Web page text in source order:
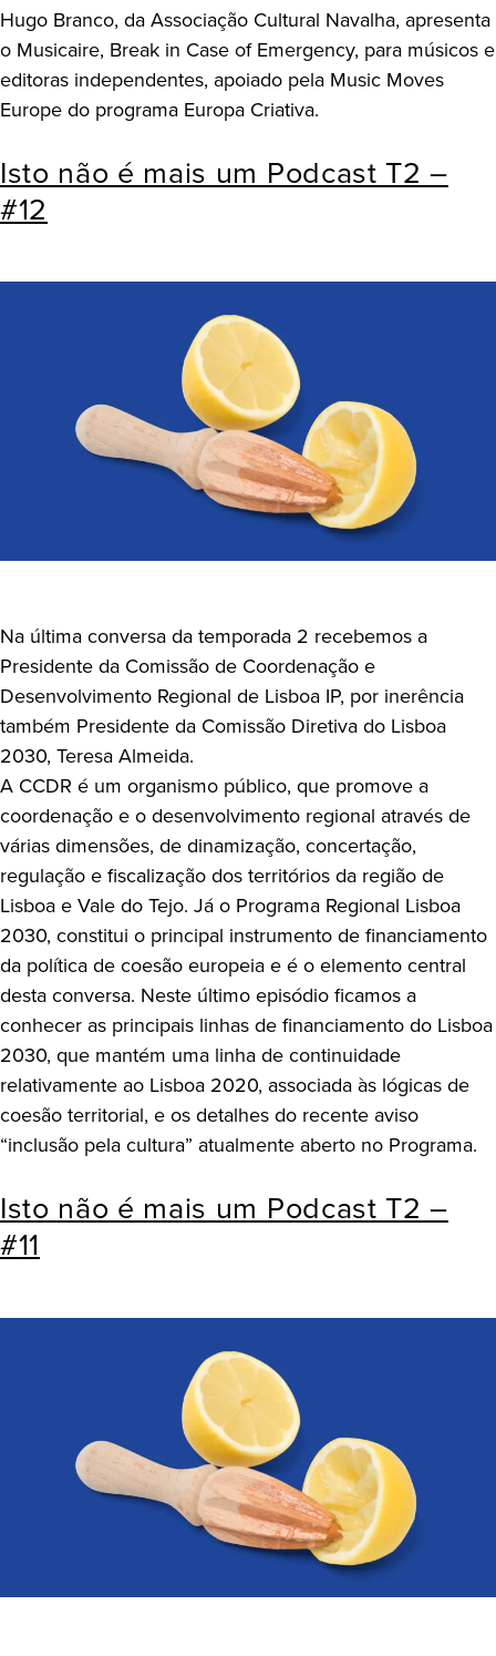
Hugo Branco, da Associação Cultural Navalha, apresenta
o Musicaire, Break in Case of Emergency, para músicos e
editoras independentes, apoiado pela Music Moves
Europe do programa Europa Criativa.
Isto não é mais um Podcast T2 –
#12
Na última conversa da temporada 2 recebemos a
Presidente da Comissão de Coordenação e
Desenvolvimento Regional de Lisboa IP, por inerência
também Presidente da Comissão Diretiva do Lisboa
2030, Teresa Almeida.
A CCDR é um organismo público, que promove a
coordenação e o desenvolvimento regional através de
várias dimensões, de dinamização, concertação,
regulação e fiscalização dos territórios da região de
Lisboa e Vale do Tejo. Já o Programa Regional Lisboa
2030, constitui o principal instrumento de financiamento
da política de coesão europeia e é o elemento central
desta conversa. Neste último episódio ficamos a
conhecer as principais linhas de financiamento do Lisboa
2030, que mantém uma linha de continuidade
relativamente ao Lisboa 2020, associada às lógicas de
coesão territorial, e os detalhes do recente aviso
“inclusão pela cultura” atualmente aberto no Programa.
Isto não é mais um Podcast T2 –
#11